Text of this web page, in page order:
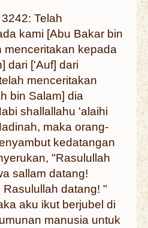
Telah
kami [Abu Bakar bin
menceritakan kepada
dari ['Auf] dari
menceritakan
bin Salam] dia
shallallahu 'alaihi
maka orang-
kedatangan
"Rasulullah
sallam datang!
datang! "
aku ikut berjubel di
manusia untuk